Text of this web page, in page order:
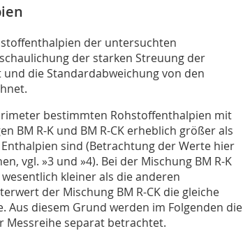
der untersuchten
der starken Streuung der
die Standardabweichung von den
bestimmten Rohstoffenthalpien mit
BM R-K und BM R-CK erheblich größer als
sind (Betrachtung der Werte hier
vgl. »3 und »4). Bei der Mischung BM R-K
kleiner als die anderen
der Mischung BM R-CK die gleiche
Aus diesem Grund werden im Folgenden die
separat betrachtet.